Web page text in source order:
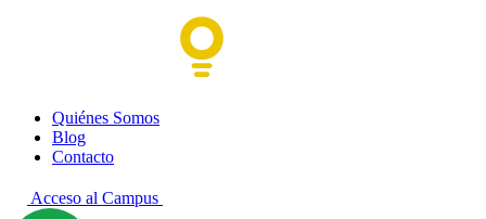
Quiénes Somos
Blog
Contacto
Acceso al Campus